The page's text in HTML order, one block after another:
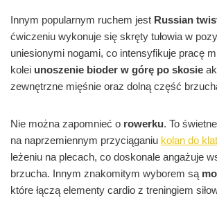
Innym popularnym ruchem jest Russian
ćwiczeniu wykonuje się skręty tułowia w
uniesionymi nogami, co intensyfikuje pracę
kolei unoszenie bioder w górę po skosie
zewnętrzne mięśnie oraz dolną część
Nie można zapomnieć o rowerku. To
na naprzemiennym przyciąganiu kolan do
leżeniu na plecach, co doskonale angażuje
brzucha. Innym znakomitym wyborem są
które łączą elementy cardio z treningiem